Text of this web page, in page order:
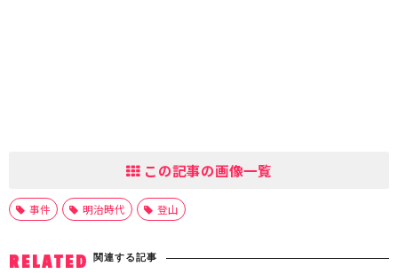
この記事の画像一覧
事件 明治時代 登山
RELATED 関連する記事